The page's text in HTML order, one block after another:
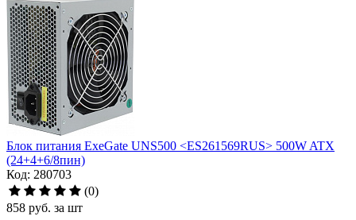
Блок питания ExeGate UNS500 <ES261569RUS> 500W ATX
(24+4+6/8пин)
Код: 280703
(0)
858 руб. за шт